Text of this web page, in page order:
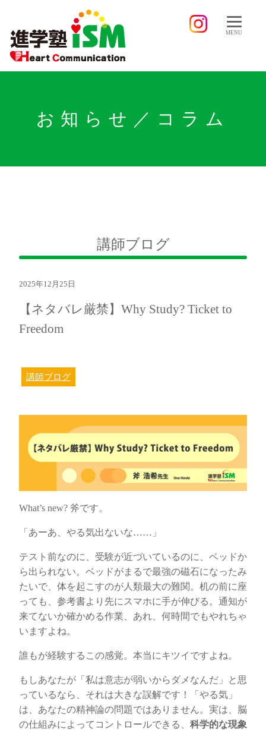
MENU
お知らせ／コラム
講師ブログ
2025年12月25日
【ネタバレ厳禁】Why Study? Ticket to
Freedom
講師ブログ
What’s new? 斧です。
「あーあ、やる気出ないな……」
テスト前なのに、受験が近づいているのに、ベッドか
ら出られない。ベッドがまるで最強の磁石になったみ
たいで、体を起こすのが人類最大の難関。机の前に座
っても、参考書より先にスマホに手が伸びる。通知が
来てないか確かめる作業、あれ、何時間でもやれちゃ
いますよね。
誰もが経験するこの感覚。本当にキツイですよね。
もしあなたが「私は意志が弱いからダメなんだ」と思
っているなら、それは大きな誤解です！「やる気」
は、あなたの精神論の問題ではありません。実は、脳
の仕組みによってコントロールできる、 科学的な現象